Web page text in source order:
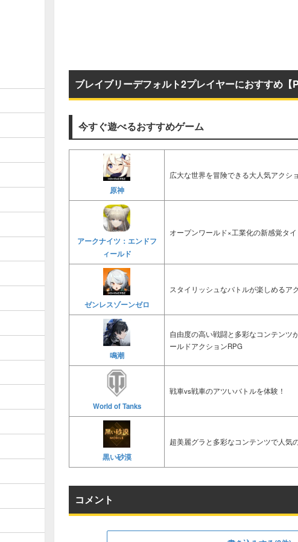
ブレイブリーデフォルト2プレイヤーにおすすめ【
今すぐ遊べるおすすめゲーム
原神
広大な世界を冒険できる大人気アクシ
アークナイツ：エンドフ
ィールド
オープンワールド×工業化の新感覚タ
ゼンレスゾーンゼロ
スタイリッシュなバトルが楽しめるア
鳴潮
自由度の高い戦闘と多彩なコンテンツ
ールドアクションRPG
World of Tanks
戦車vs戦車のアツいバトルを体験！
黒い砂漠
超美麗グラと多彩なコンテンツで人気
コメント